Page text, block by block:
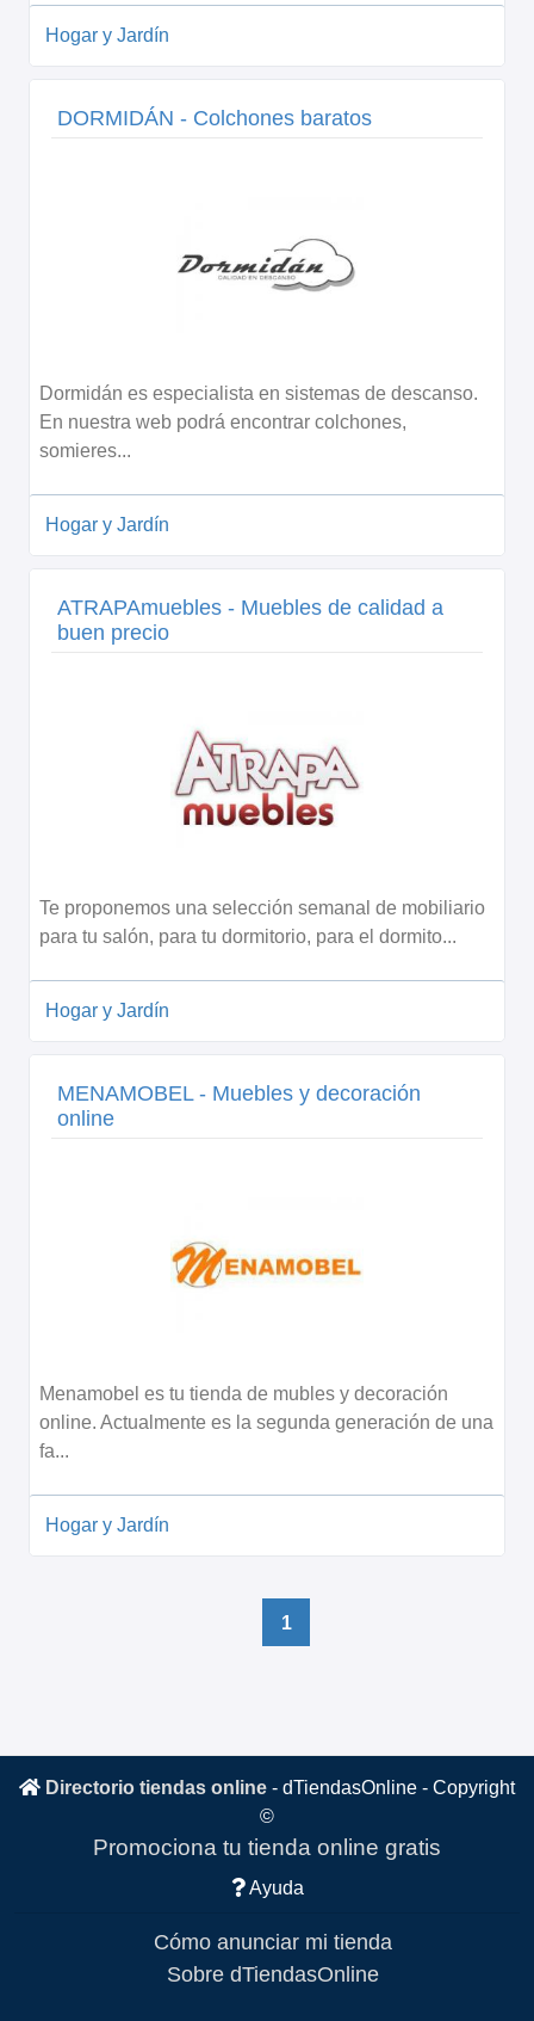
Hogar y Jardín
DORMIDÁN - Colchones baratos
Dormidán es especialista en sistemas de descanso.
En nuestra web podrá encontrar colchones,
somieres...
Hogar y Jardín
ATRAPAmuebles - Muebles de calidad a
buen precio
Te proponemos una selección semanal de mobiliario
para tu salón, para tu dormitorio, para el dormito...
Hogar y Jardín
MENAMOBEL - Muebles y decoración
online
Menamobel es tu tienda de mubles y decoración
online. Actualmente es la segunda generación de una
fa...
Hogar y Jardín
1
Directorio tiendas online - dTiendasOnline - Copyright
©
Promociona tu tienda online gratis
Ayuda
Cómo anunciar mi tienda
Sobre dTiendasOnline